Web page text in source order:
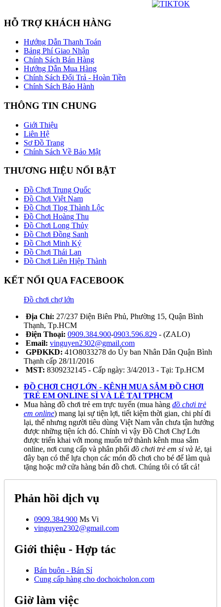
HỖ TRỢ KHÁCH HÀNG
Hướng Dẫn Thanh Toán
Bảng Phí Giao Nhận
Chính Sách Bán Hàng
Hướng Dẫn Mua Hàng
Chính Sách Đổi Trả - Hoàn Tiền
Chính Sách Bảo Hành
THÔNG TIN CHUNG
Giới Thiệu
Liên Hệ
Sơ Đồ Trang
Chính Sách Về Bảo Mật
THƯƠNG HIỆU NỔI BẬT
Đồ Chơi Trung Quốc
Đồ Chơi Việt Nam
Đồ Chơi Tlog Thành Lộc
Đồ Chơi Hoàng Thu
Đồ Chơi Long Thủy
Đồ Chơi Đồng Sanh
Đồ Chơi Minh Ký
Đồ Chơi Thái Lan
Đồ Chơi Liên Hiệp Thành
KẾT NỐI QUA FACEBOOK
Đồ chơi chợ lớn
Địa Chỉ: 27/237 Điện Biên Phủ, Phường 15, Quận Bình
Thạnh, Tp.HCM
Điện Thoại: 0909.384.900-0903.596.829 - (ZALO)
Email: vinguyen2302@gmail.com
GPĐKKD: 41O8033278 do Ủy ban Nhân Dân Quận Bình
Thạnh cấp 28/11/2016
MST: 8309232145 - Cấp ngày: 3/4/2013 - Tại: Tp.HCM
ĐỒ CHƠI CHỢ LỚN - KÊNH MUA SẮM ĐỒ CHƠI
TRẺ EM ONLINE SỈ VÀ LẺ TẠI TPHCM
Mua hàng đồ chơi trẻ em trực tuyến (mua hàng đồ chơi trẻ
em online) mang lại sự tiện lợi, tiết kiệm thời gian, chi phí đi
lại, thế nhưng người tiêu dùng Việt Nam vẫn chưa tận hưởng
được những tiện ích đó. Chính vì vậy Đồ Chơi Chợ Lớn
được triển khai với mong muốn trở thành kênh mua sắm
online, nơi cung cấp và phân phối đồ chơi trẻ em sỉ và lẻ, tại
đây bạn có thể lựa chọn các món đồ chơi cho bé để làm quà
tặng hoặc mở cửa hàng bán đồ chơi. Chúng tôi có tất cả!
Phản hồi dịch vụ
0909.384.900 Ms Vi
vinguyen2302@gmail.com
Giới thiệu - Hợp tác
Bán buôn - Bán Sỉ
Cung cấp hàng cho dochoicholon.com
Giờ làm việc